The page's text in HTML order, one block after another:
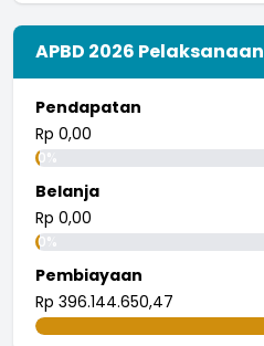
I wayan randana
26 Juli 2018 08:21:57
...selengkapnya
i wayan pujana eka putra
25 Juli 2018 09:30:04
APBD 2026 Pelaksanaan
Pendapatan
Rp 0,00
0%
Belanja
Rp 0,00
0%
Pembiayaan
Rp 396.144.650,47